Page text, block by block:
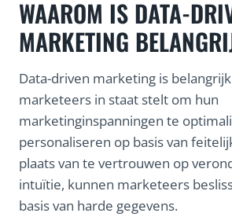
WAAROM IS DATA-
MARKETING
Data-driven marketing is
marketeers in staat stelt om hun
marketinginspanningen te
personaliseren op basis van
plaats van te vertrouwen op
intuïtie, kunnen marketeers
basis van harde gegevens.